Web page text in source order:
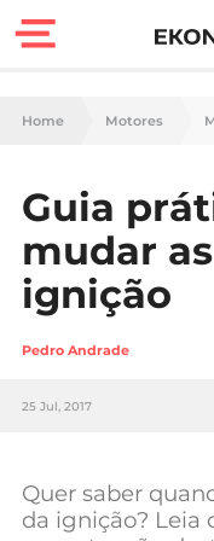
Finanças
Carreira
Casa
Lifestyle
Sociedade
Negócios
Home Motores
Guia
mudar
ignição
Pedro Andrade
25 Jul, 2017
Quer saber
da ignição? Leia